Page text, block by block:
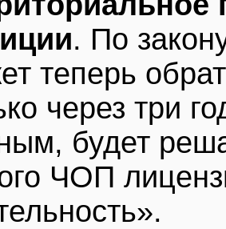
. По
теперь
через три
будет
ЧОП